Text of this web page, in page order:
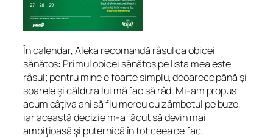
În calendar, Aleka recomandă râsul ca obicei
sănătos: Primul obicei sănătos pe lista mea este
râsul; pentru mine e foarte simplu, deoarece până şi
soarele şi căldura lui mă fac să râd. Mi-am propus
acum câţiva ani să fiu mereu cu zâmbetul pe buze,
iar această decizie m-a făcut să devin mai
ambiţioasă şi puternică în tot ceea ce fac.